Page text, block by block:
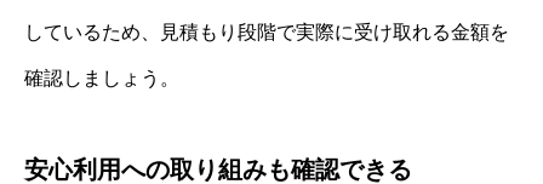
しているため、見積もり段階で実際に受け取れる金額を
確認しましょう。
安心利用への取り組みも確認できる